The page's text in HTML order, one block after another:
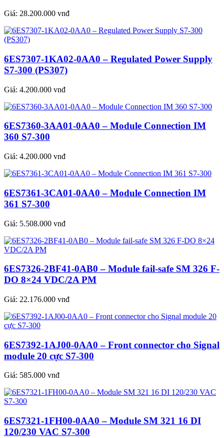
Giá: 28.200.000 vnđ
6ES7307-1KA02-0AA0 – Regulated Power Supply
S7-300 (PS307)
Giá: 4.200.000 vnđ
6ES7360-3AA01-0AA0 – Module Connection IM
360 S7-300
Giá: 4.200.000 vnđ
6ES7361-3CA01-0AA0 – Module Connection IM
361 S7-300
Giá: 5.508.000 vnđ
6ES7326-2BF41-0AB0 – Module fail-safe SM 326 F-
DO 8×24 VDC/2A PM
Giá: 22.176.000 vnđ
6ES7392-1AJ00-0AA0 – Front connector cho Signal
module 20 cực S7-300
Giá: 585.000 vnđ
6ES7321-1FH00-0AA0 – Module SM 321 16 DI
120/230 VAC S7-300